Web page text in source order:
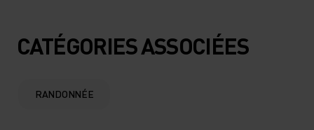
CATÉGORIES ASSOCIÉES
RANDONNÉE